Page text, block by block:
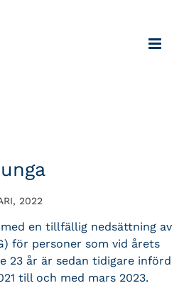
2022
en tillfällig nedsättning av
för personer som vid årets
23 år är sedan tidigare införd
till och med mars 2023.